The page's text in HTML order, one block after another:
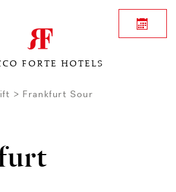
ROCCO FORTE HOTELS
Frankfurt Sour